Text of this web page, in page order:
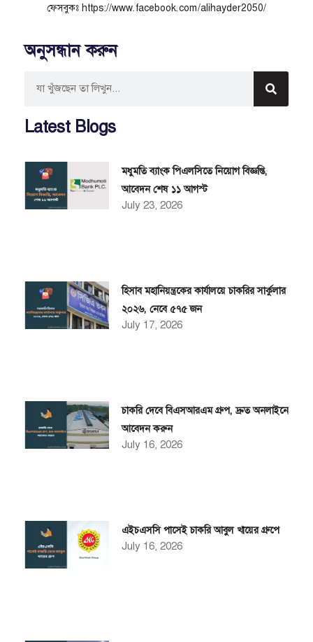
ফেসবুকঃ https://www.facebook.com/alihayder2050/
অনুসন্ধান করুন
Latest Blogs
মধুমতি ব্যাংক পিএলসিতে নিয়োগ বিজ্ঞপ্তি,
আবেদন শেষ ১১ আগস্ট
July 23, 2026
হিসাব মহানিয়ন্ত্রকের কার্যালয়ে চাকরির সার্কুলার
২০২৬, নেবে ৫৭৫ জন
July 17, 2026
চাকরি দেবে বিএসআরএম গ্রুপ, দ্রুত অনলাইনে
আবেদন করুন
July 16, 2026
এইচএসসি পাসেই চাকরি আবুল খায়ের গ্রুপে
July 16, 2026